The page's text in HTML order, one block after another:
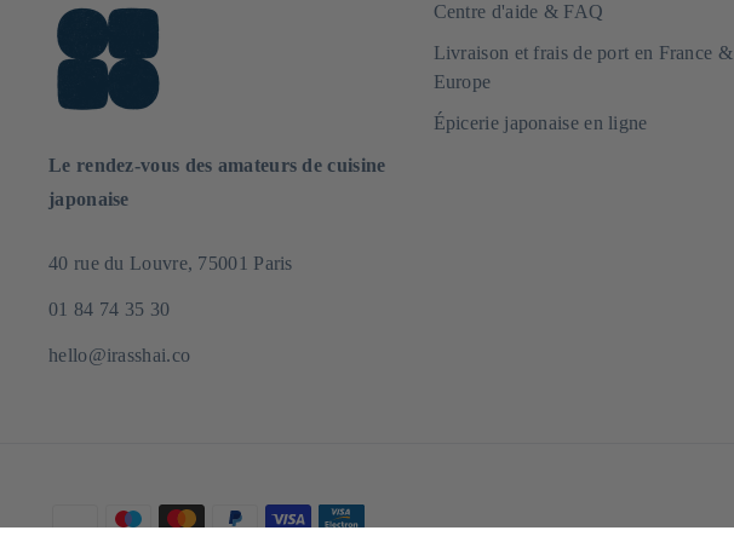
Le rendez-vous des amateurs de cuisine
japonaise
40 rue du Louvre, 75001 Paris
01 84 74 35 30
hello@irasshai.co
Centre d'aide & FAQ
Livraison et frais de port en France &
Europe
Épicerie japonaise en ligne